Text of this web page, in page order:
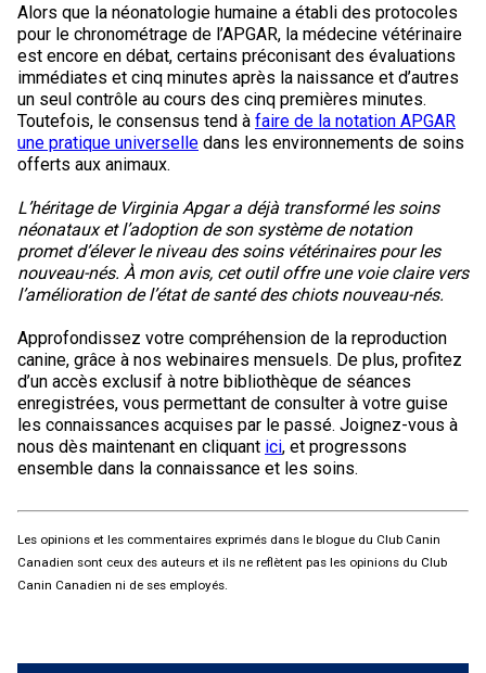
Alors que la néonatologie humaine a établi des protocoles
pour le chronométrage de l’APGAR, la médecine vétérinaire
est encore en débat, certains préconisant des évaluations
immédiates et cinq minutes après la naissance et d’autres
un seul contrôle au cours des cinq premières minutes.
Toutefois, le consensus tend à faire de la notation APGAR
une pratique universelle dans les environnements de soins
offerts aux animaux.
L’héritage de Virginia Apgar a déjà transformé les soins
néonataux et l’adoption de son système de notation
promet d’élever le niveau des soins vétérinaires pour les
nouveau-nés. À mon avis, cet outil offre une voie claire vers
l’amélioration de l’état de santé des chiots nouveau-nés.
Approfondissez votre compréhension de la reproduction
canine, grâce à nos webinaires mensuels. De plus, profitez
d’un accès exclusif à notre bibliothèque de séances
enregistrées, vous permettant de consulter à votre guise
les connaissances acquises par le passé. Joignez-vous à
nous dès maintenant en cliquant ici, et progressons
ensemble dans la connaissance et les soins.
Les opinions et les commentaires exprimés dans le blogue du Club Canin
Canadien sont ceux des auteurs et ils ne reflètent pas les opinions du Club
Canin Canadien ni de ses employés.